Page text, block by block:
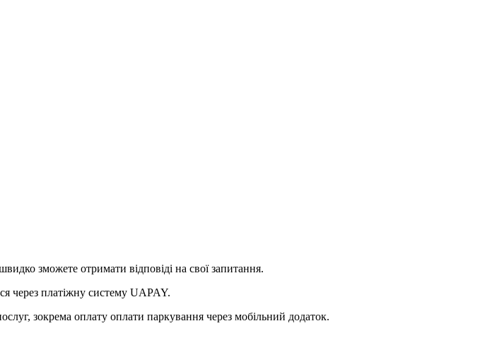
зможете отримати відповіді на свої запитання.
через платіжну систему UAPAY.
зокрема оплату оплати паркування через мобільний додаток.